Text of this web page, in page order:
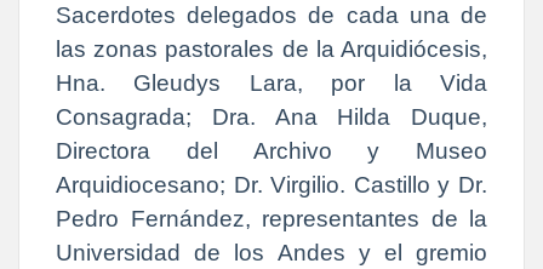
Sacerdotes delegados de cada una de
las zonas pastorales de la Arquidiócesis,
Hna. Gleudys Lara, por la Vida
Consagrada; Dra. Ana Hilda Duque,
Directora del Archivo y Museo
Arquidiocesano; Dr. Virgilio. Castillo y Dr.
Pedro Fernández, representantes de la
Universidad de los Andes y el gremio